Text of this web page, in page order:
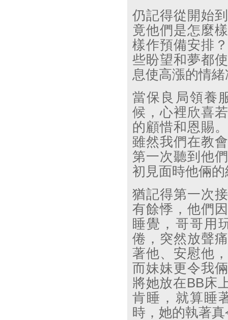
仍記得從開始
竟他們是怎麼
樣作預備安排
些盼望和夢都
息使高漲的情
當保良局領養
候，心裡欣喜
的顧惜和恩賜
雖然我們在教
第一次聽到他
初見面時他倆
猶記得第一次
有餘悸，他們
睡覺，哥哥用
倦，突然放聲
著他、安慰他
而妹妹更令我
將她放在BB床
肯睡，就算睡
時，她的執著